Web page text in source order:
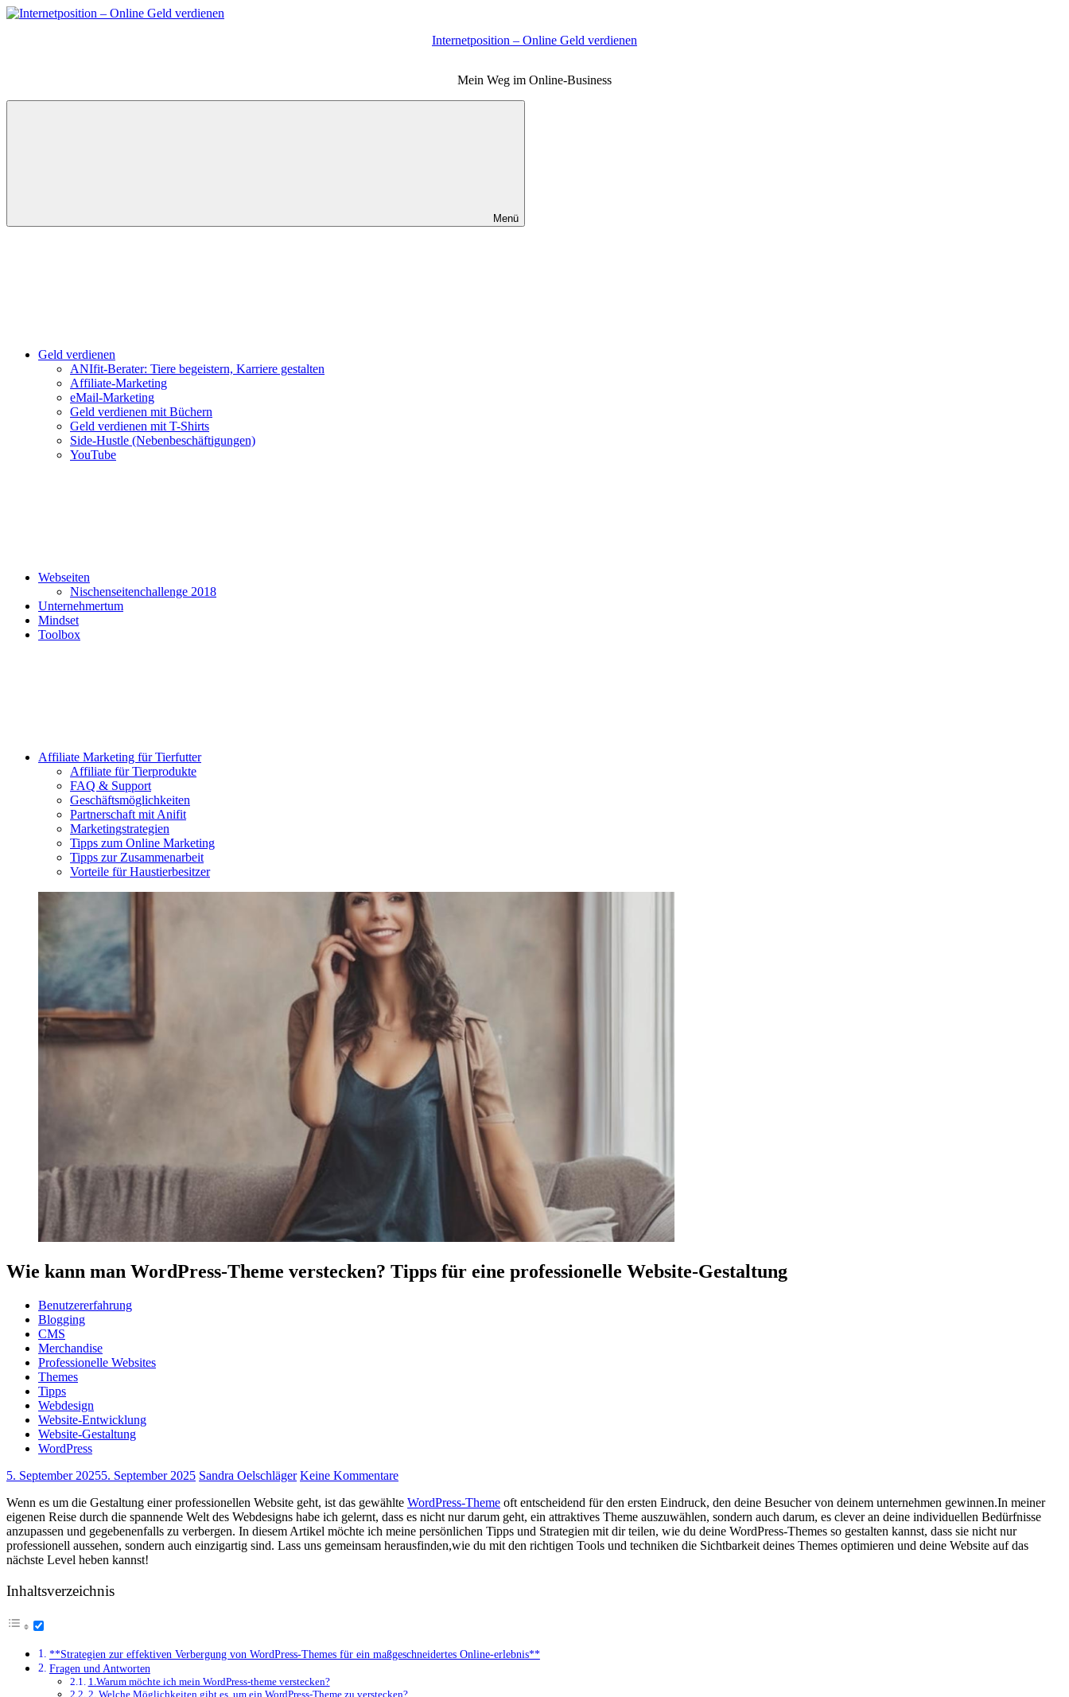
Zum
Internetposition – Online Geld verdienen
Mein Weg im Online-Business
Menü
Geld verdienen
ANIfit-Berater: Tiere begeistern, Karriere gestalten
Affiliate-Marketing
eMail-Marketing
Geld verdienen mit Büchern
Geld verdienen mit T-Shirts
Side-Hustle (Nebenbeschäftigungen)
YouTube
Webseiten
Nischenseitenchallenge 2018
Unternehmertum
Mindset
Toolbox
Affiliate Marketing für Tierfutter
Affiliate für Tierprodukte
FAQ & Support
Geschäftsmöglichkeiten
Partnerschaft mit Anifit
Marketingstrategien
Tipps zum Online Marketing
Tipps zur Zusammenarbeit
Vorteile für Haustierbesitzer
Wie kann man WordPress-Theme verstecken? Tipps für eine professionelle Website-Gestaltung
Benutzererfahrung
Blogging
CMS
Merchandise
Professionelle Websites
Themes
Tipps
Webdesign
Website-Entwicklung
Website-Gestaltung
WordPress
5. September 20255. September 2025 Sandra Oelschläger Keine Kommentare
Wenn es‍ um die Gestaltung einer professionellen Website geht, ist das gewählte WordPress-Theme oft entscheidend für den ersten Eindruck, den deine Besucher von deinem⁣ unternehmen gewinnen.In meiner
eigenen Reise durch die spannende Welt des Webdesigns habe ich ‍gelernt, dass es nicht nur darum geht, ein attraktives Theme auszuwählen, ⁤sondern auch darum, es clever an deine individuellen Bedürfnisse
anzupassen und⁤ gegebenenfalls zu verbergen. In diesem Artikel⁤ möchte ich meine persönlichen Tipps und Strategien mit dir teilen,‌ wie du deine WordPress-Themes so gestalten kannst, dass sie nicht nur
professionell ⁢aussehen, sondern auch ⁣einzigartig sind. Lass uns gemeinsam herausfinden,wie du mit den richtigen Tools ⁤und techniken die Sichtbarkeit deines Themes optimieren und deine Website auf das
nächste Level heben kannst!
Inhaltsverzeichnis
**Strategien zur effektiven‌ Verbergung von WordPress-Themes für ein ​maßgeschneidertes Online-erlebnis**
Fragen und Antworten
1.Warum möchte ich mein WordPress-theme verstecken?
2. Welche Möglichkeiten gibt es, um ein WordPress-Theme zu verstecken?